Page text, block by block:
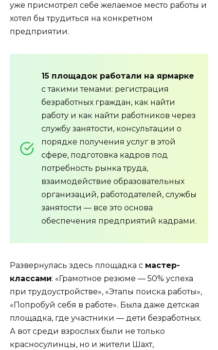
уже присмотрел себе желаемое место работы и
хотел бы трудиться на конкретном
предприятии.
15 площадок работали на ярмарке
с такими темами: регистрация
безработных граждан, как найти
работу и как найти работников через
службу занятости, консультации о
порядке получения услуг в этой
сфере, подготовка кадров под
потребность рынка труда,
взаимодействие образовательных
организаций, работодателей, службы
занятости — все это основа
обеспечения предприятий кадрами.
Развернулась здесь площадка с мастер-
классами: «Грамотное резюме — 50% успеха
при трудоустройстве», «Этапы поиска работы»,
«Попробуй себя в работе». Была даже детская
площадка, где участники — дети безработных.
А вот среди взрослых были не только
красносулинцы, но и жители Шахт,